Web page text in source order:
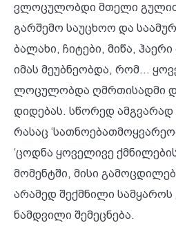
ვლოცულობდი მთელი
გარშემო საუცხოო და
ბალახი, ჩიტები, მიწა,
იმას მეუბნეობდა, რომ...
ლოცულობდა ღმრთისადმი
დიდებას. სწორედ ამგვარად
რასაც
‘ცოდნა ყოველივე ქმნილების
მომენტში, მისი
არამედ შექმნილი სამყაროს
ნამდვილი შემეცნება.